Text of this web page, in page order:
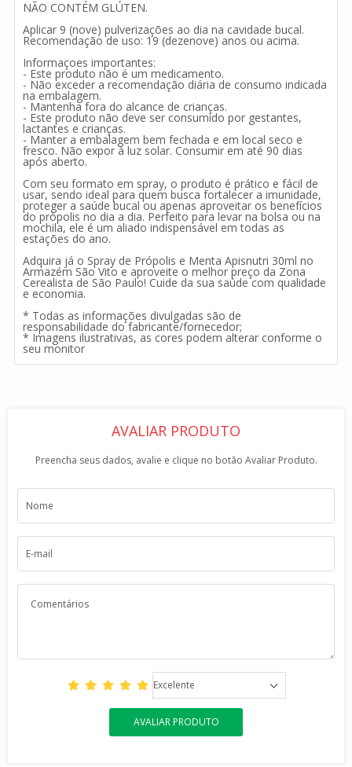
NÃO CONTÉM GLÚTEN.
Aplicar 9 (nove) pulverizações ao dia na cavidade bucal.
Recomendação de uso: 19 (dezenove) anos ou acima.
Informaçoes importantes:
- Este produto não é um medicamento.
- Não exceder a recomendação diária de consumo indicada
na embalagem.
- Mantenha fora do alcance de crianças.
- Este produto não deve ser consumido por gestantes,
lactantes e crianças.
- Manter a embalagem bem fechada e em local seco e
fresco. Não expor à luz solar. Consumir em até 90 dias
após aberto.
Com seu formato em spray, o produto é prático e fácil de
usar, sendo ideal para quem busca fortalecer a imunidade,
proteger a saúde bucal ou apenas aproveitar os benefícios
do própolis no dia a dia. Perfeito para levar na bolsa ou na
mochila, ele é um aliado indispensável em todas as
estações do ano.
Adquira já o Spray de Própolis e Menta Apisnutri 30ml no
Armazém São Vito e aproveite o melhor preço da Zona
Cerealista de São Paulo! Cuide da sua saúde com qualidade
e economia.
* Todas as informações divulgadas são de
responsabilidade do fabricante/fornecedor;
* Imagens ilustrativas, as cores podem alterar conforme o
seu monitor
AVALIAR PRODUTO
Preencha seus dados, avalie e clique no botão Avaliar Produto.
Excelente
AVALIAR PRODUTO